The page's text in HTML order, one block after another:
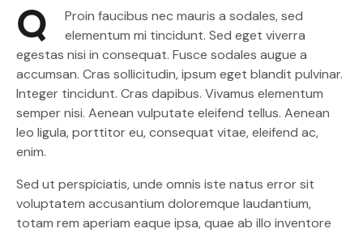
Q
Proin faucibus nec mauris a sodales, sed
elementum mi tincidunt. Sed eget viverra
egestas nisi in consequat. Fusce sodales augue a
accumsan. Cras sollicitudin, ipsum eget blandit pulvinar.
Integer tincidunt. Cras dapibus. Vivamus elementum
semper nisi. Aenean vulputate eleifend tellus. Aenean
leo ligula, porttitor eu, consequat vitae, eleifend ac,
enim.
Sed ut perspiciatis, unde omnis iste natus error sit
voluptatem accusantium doloremque laudantium,
totam rem aperiam eaque ipsa, quae ab illo inventore